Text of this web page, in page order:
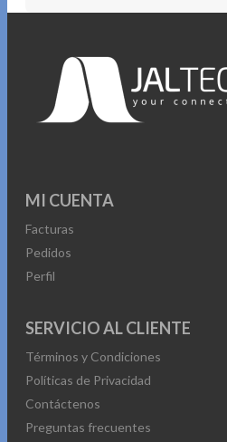
MI CUENTA
Facturas
Pedidos
Perfil
SERVICIO AL CLIENTE
Términos y Condiciones
Políticas de Privacidad
Contáctenos
Preguntas frecuentes